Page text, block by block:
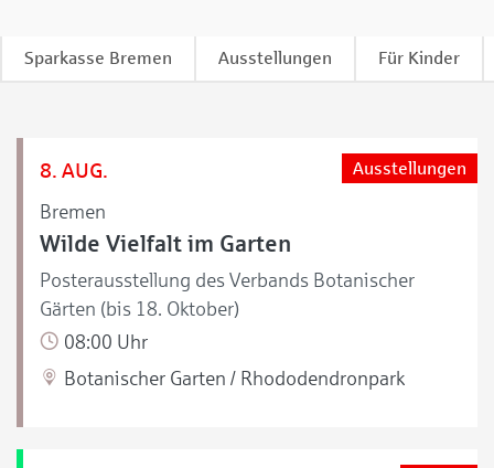
Sparkasse Bremen Ausstellungen Für Kinder
8. AUG.
Bremen
Ausstellungen
Wilde Vielfalt im Garten
Posterausstellung des Verbands Botanischer
Gärten (bis 18. Oktober)
08:00 Uhr
Botanischer Garten / Rhododendronpark